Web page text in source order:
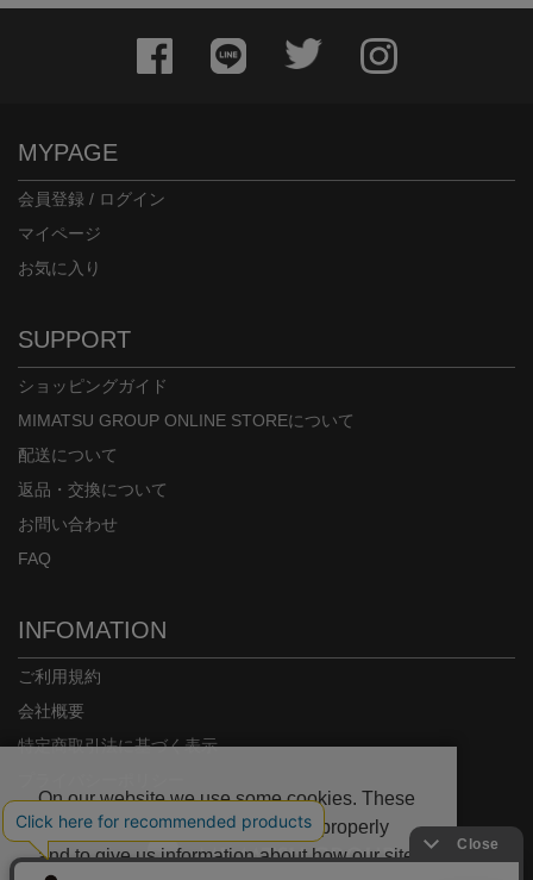
MYPAGE
会員登録 / ログイン
マイページ
お気に入り
SUPPORT
ショッピングガイド
MIMATSU GROUP ONLINE STOREについて
配送について
返品・交換について
お問い合わせ
FAQ
INFOMATION
ご利用規約
会社概要
特定商取引法に基づく表示
On our website we use some cookies. These
are necessary for our site to work properly
and to give us information about how our site